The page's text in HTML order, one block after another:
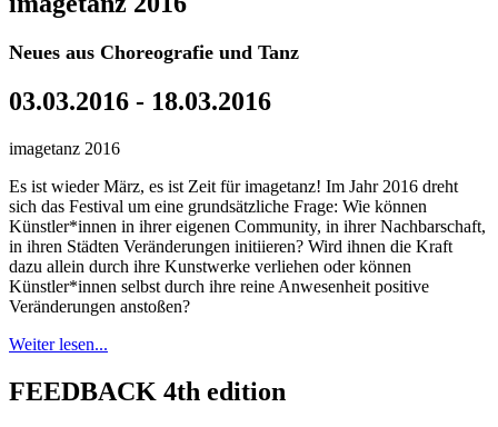
Neues aus Choreografie und Tanz
03.03.2016 - 18.03.2016
imagetanz 2016
Es ist wieder März, es ist Zeit für imagetanz! Im Jahr 2016 dreht
sich das Festival um eine grundsätzliche Frage: Wie können
Künstler*innen in ihrer eigenen Community, in ihrer Nachbarschaft,
in ihren Städten Veränderungen initiieren? Wird ihnen die Kraft
dazu allein durch ihre Kunstwerke verliehen oder können
Künstler*innen selbst durch ihre reine Anwesenheit positive
Veränderungen anstoßen?
Weiter lesen...
FEEDBACK 4th edition